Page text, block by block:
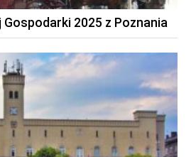
2025 z Poznania